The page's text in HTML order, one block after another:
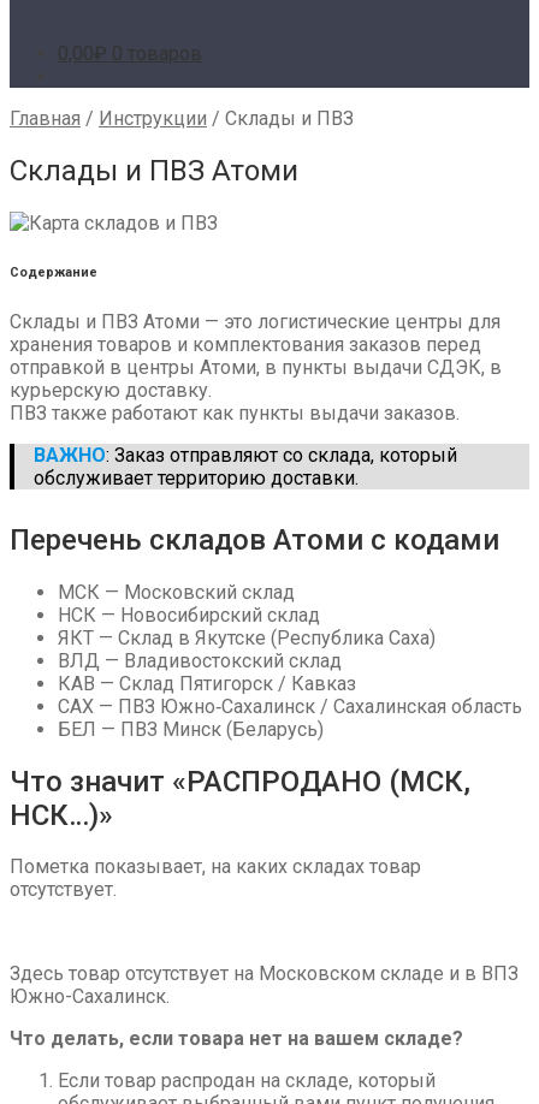
0,00₽ 0 товаров
Главная / Инструкции / Склады и ПВЗ
Склады и ПВЗ Атоми
Содержание
Склады и ПВЗ Атоми — это логистические центры для
хранения товаров и комплектования заказов перед
отправкой в центры Атоми, в пункты выдачи СДЭК, в
курьерскую доставку.
ПВЗ также работают как пункты выдачи заказов.
ВАЖНО: Заказ отправляют со склада, который
обслуживает территорию доставки.
Перечень складов Атоми с кодами
МСК — Московский склад
НСК — Новосибирский склад
ЯКТ — Склад в Якутске (Республика Саха)
ВЛД — Владивостокский склад
КАВ — Склад Пятигорск / Кавказ
САХ — ПВЗ Южно‑Сахалинск / Сахалинская область
БЕЛ — ПВЗ Минск (Беларусь)
Что значит «РАСПРОДАНО (МСК,
НСК…)»
Пометка показывает, на каких складах товар
отсутствует.
Здесь товар отсутствует на Московском складе и в ВПЗ
Южно-Сахалинск.
Что делать, если товара нет на вашем складе?
Если товар распродан на складе, который